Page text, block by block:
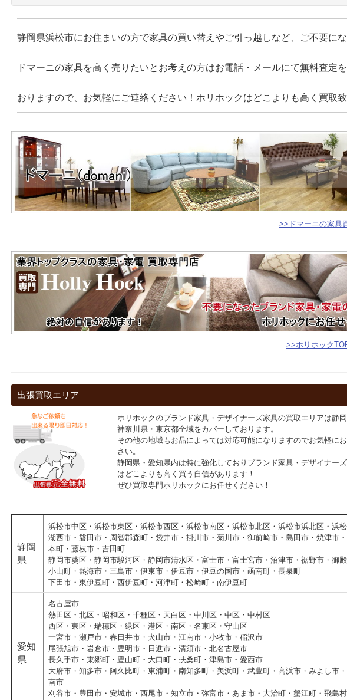
静岡県浜松市にお住まいの方で家具の買い替えやご引っ越しなど、ご不要に
ドマーニの家具を高く売りたいとお考えの方はお電話・メールにて無料査定
おりますので、お気軽にご連絡ください！ホリホックはどこよりも高く買取致
>>ドマーニの家具
>>ホリホック
出張買取エリア
ホリホックのブランド家具・デザイナーズ家具の買取エリアは静岡
神奈川県・東京都全域をカバーしております。
その他の地域もお品によっては対応可能になりますのでお気軽に
さい。
静岡県・愛知県内は特に強化しておりブランド家具・デザイナー
はどこよりも高く買う自信があります！
ぜひ買取専門ホリホックにお任せください！
静岡
県
浜松市中区・浜松市東区・浜松市西区・浜松市南区・浜松市北区・浜松市浜北区・浜
湖西市・磐田市・周智郡森町・袋井市・掛川市・菊川市・御前崎市・島田市・焼津市
本町・藤枝市・吉田町
静岡市葵区・静岡市駿河区・静岡市清水区・富士市・富士宮市・沼津市・裾野市・御
小山町・熱海市・三島市・伊東市・伊豆市・伊豆の国市・函南町・長泉町
下田市・東伊豆町・西伊豆町・河津町・松崎町・南伊豆町
愛知
県
名古屋市
熱田区・北区・昭和区・千種区・天白区・中川区・中区・中村区
西区・東区・瑞穂区・緑区・港区・南区・名東区・守山区
一宮市・瀬戸市・春日井市・犬山市・江南市・小牧市・稲沢市
尾張旭市・岩倉市・豊明市・日進市・清須市・北名古屋市
長久手市・東郷町・豊山町・大口町・扶桑町・津島市・愛西市
大府市・知多市・阿久比町・東浦町・南知多町・美浜町・武豊町・高浜市・みよし市
南市
刈谷市・豊田市・安城市・西尾市・知立市・弥富市・あま市・大治町・蟹江町・飛島村